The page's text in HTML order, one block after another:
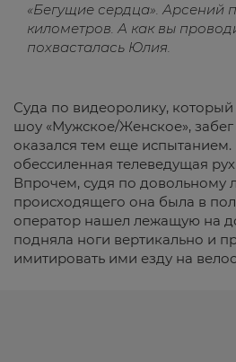
«Бегущие сердца». Арсений
километров. А как вы
похвасталась Юлия.
Суда по видеоролику,
шоу «Мужское/Женское»,
оказался тем еще
обессиленная телеведущая
Впрочем, судя по довольному
происходящего она была в
оператор нашел лежащую на
подняла ноги вертикально и
имитировать ими езду на